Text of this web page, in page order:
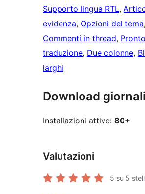
Supporto lingua RTL,
evidenza, Opzioni del tema
Commenti in thread,
traduzione, Due colonne,
larghi
Download
Installazioni attive: 80+
Valutazioni
5 su 5